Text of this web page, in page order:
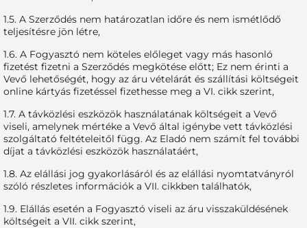
1.5. A Szerződés nem határozatlan időre és nem ismétlődő
teljesítésre jön létre,
1.6. A Fogyasztó nem köteles előleget vagy más hasonló
fizetést fizetni a Szerződés megkötése előtt; Ez nem érinti a
Vevő lehetőségét, hogy az áru vételárát és szállítási költségeit
online kártyás fizetéssel fizethesse meg a VI. cikk szerint,
1.7. A távközlési eszközök használatának költségeit a Vevő
viseli, amelynek mértéke a Vevő által igénybe vett távközlési
szolgáltató feltételeitől függ. Az Eladó nem számít fel további
díjat a távközlési eszközök használatáért,
1.8. Az elállási jog gyakorlásáról és az elállási nyomtatványról
szóló részletes információk a VII. cikkben találhatók,
1.9. Elállás esetén a Fogyasztó viseli az áru visszaküldésének
költségeit a VII. cikk szerint,